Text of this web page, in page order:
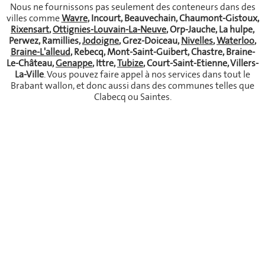
Nous ne fournissons pas seulement des conteneurs dans des
villes commeWavre, Incourt, Beauvechain, Chaumont-Gistoux,
Rixensart,Ottignies-Louvain-La-Neuve, Orp-Jauche, La hulpe,
Perwez, Ramillies,Jodoigne,Grez-Doiceau,Nivelles,Waterloo,
Braine-L'alleud, Rebecq, Mont-Saint-Guibert, Chastre, Braine-
Le-Château,Genappe, Ittre,Tubize, Court-Saint-Etienne, Villers-
La-Ville. Vous pouvez faire appel à nos services dans tout le
Brabant wallon, et donc aussi dans des communes telles que
Clabecq ou Saintes.